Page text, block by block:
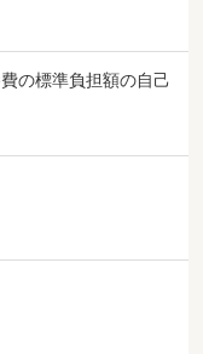
の標準負担額の自己